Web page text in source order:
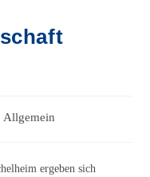
Allgemein
ergeben sich